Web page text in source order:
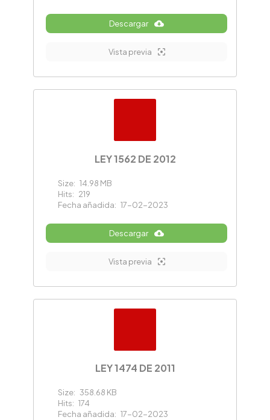
Descargar
Vista previa
LEY 1562 DE 2012
Size: 14.98 MB
Hits: 219
Fecha añadida: 17-02-2023
Descargar
Vista previa
LEY 1474 DE 2011
Size: 358.68 KB
Hits: 174
Fecha añadida: 17-02-2023